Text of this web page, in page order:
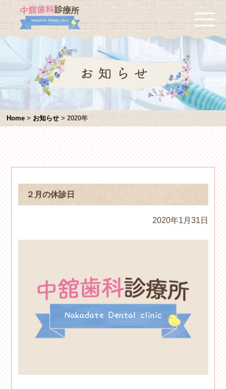
Home > お知らせ >2020年
２月の休診日
2020年1月31日